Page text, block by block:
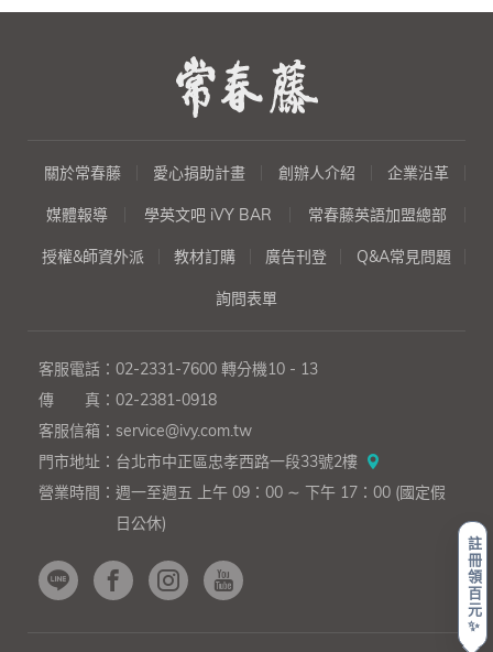
註
冊
領
百
元
✨
圖解說明 = 學好英文就靠這本
檢文法通、E30文法從頭學、
E32賴氏英文文法、A77圖示英
文法
關於常春藤 愛心捐助計畫 創辦人介紹 企業沿革
媒體報導 學英文吧 iVY BAR 常春藤英語加盟總部
授權&師資外派 教材訂購 廣告刊登 Q&A常見問題
詢問表單
客服電話： 02-2331-7600 轉分機10 - 13
傳 真： 02-2381-0918
客服信箱： service@ivy.com.tw
門市地址： 台北市中正區忠孝西路一段33號2樓
營業時間： 週一至週五 上午 09：00 ∼ 下午 17：00 (國定假
日公休)